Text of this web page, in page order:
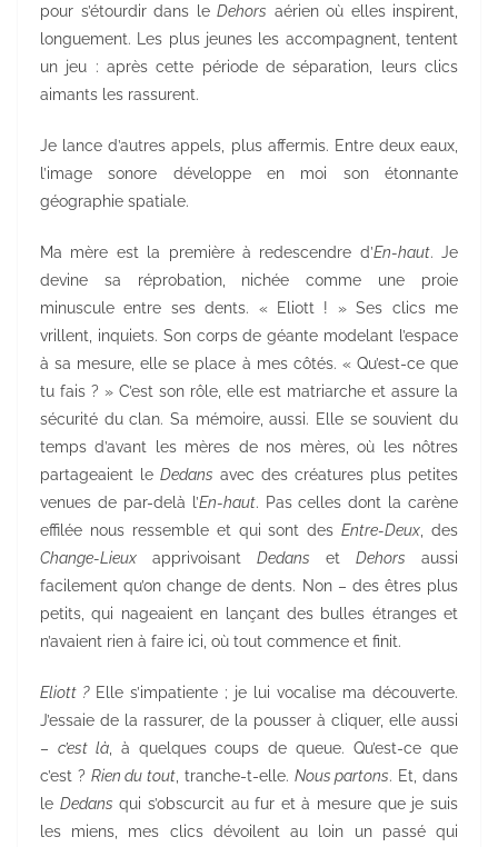
pour s’étourdir dans le Dehors aérien où elles inspirent,
longuement. Les plus jeunes les accompagnent, tentent
un jeu : après cette période de séparation, leurs clics
aimants les rassurent.
Je lance d’autres appels, plus affermis. Entre deux eaux,
l’image sonore développe en moi son étonnante
géographie spatiale.
Ma mère est la première à redescendre d’En-haut. Je
devine sa réprobation, nichée comme une proie
minuscule entre ses dents. « Eliott ! » Ses clics me
vrillent, inquiets. Son corps de géante modelant l’espace
à sa mesure, elle se place à mes côtés. « Qu’est-ce que
tu fais ? » C’est son rôle, elle est matriarche et assure la
sécurité du clan. Sa mémoire, aussi. Elle se souvient du
temps d’avant les mères de nos mères, où les nôtres
partageaient le Dedans avec des créatures plus petites
venues de par-delà l’En-haut. Pas celles dont la carène
effilée nous ressemble et qui sont desEntre-Deux , des
Change-Lieux apprivoisant Dedans et Dehors aussi
facilement qu’on change de dents. Non – des êtres plus
petits, qui nageaient en lançant des bulles étranges et
n’avaient rien à faire ici, où tout commence et finit.
Eliott ?Elle s’impatiente ; je lui vocalise ma découverte.
J’essaie de la rassurer, de la pousser à cliquer, elle aussi
– c’est là, à quelques coups de queue. Qu’est-ce que
c’est ? Rien du tout , tranche-t-elle. Nous partons. Et, dans
le Dedans qui s’obscurcit au fur et à mesure que je suis
les miens, mes clics dévoilent au loin un passé qui